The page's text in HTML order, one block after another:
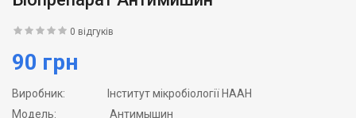
0 відгуків
90 грн
Виробник:
Інститут мікробіології НААН
Модель:
Антимышин